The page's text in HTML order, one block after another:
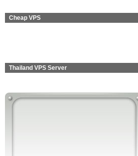
Cheap VPS
Thailand VPS Server